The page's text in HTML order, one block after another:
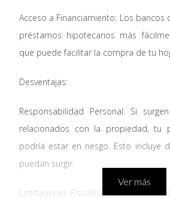
Acceso a Financiamiento: Los bancos
préstamos hipotecarios más
que puede facilitar la compra de tu
Desventajas:
Responsabilidad Personal: Si
relacionados con la propiedad, tu
podría estar en riesgo. Esto incluye
puedan surgir.
Limitaciones Fiscales: Las
Ver más